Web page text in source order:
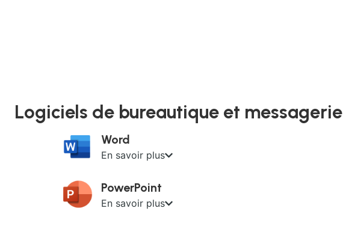
Logiciels de bureautique et messagerie
Word
En savoir plus
PowerPoint
En savoir plus